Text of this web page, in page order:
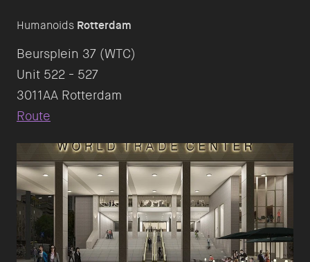
Humanoids Rotterdam
Beursplein 37 (WTC)
Unit 522 - 527
Route